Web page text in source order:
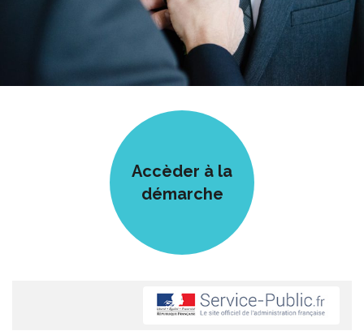
Accèder à la
démarche